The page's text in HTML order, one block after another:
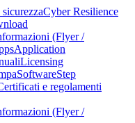
Cyber Resilience
(Flyer /
Application
Licensing
SoftwareStep
e regolamenti
(Flyer /